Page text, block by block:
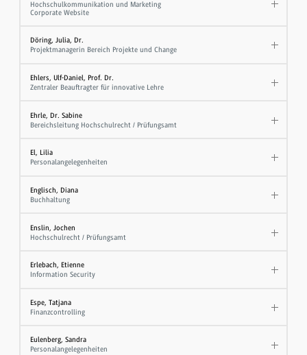
Hochschulkommunikation und Marketing
Corporate Website
Döring, Julia, Dr.
Projektmanagerin Bereich Projekte und Change
Ehlers, Ulf-Daniel, Prof. Dr.
Zentraler Beauftragter für innovative Lehre
Ehrle, Dr. Sabine
Bereichsleitung Hochschulrecht / Prüfungsamt
El, Lilia
Personalangelegenheiten
Englisch, Diana
Buchhaltung
Enslin, Jochen
Hochschulrecht / Prüfungsamt
Erlebach, Etienne
Information Security
Espe, Tatjana
Finanzcontrolling
Eulenberg, Sandra
Personalangelegenheiten